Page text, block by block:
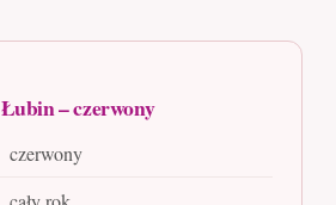
– czerwony
czerwony